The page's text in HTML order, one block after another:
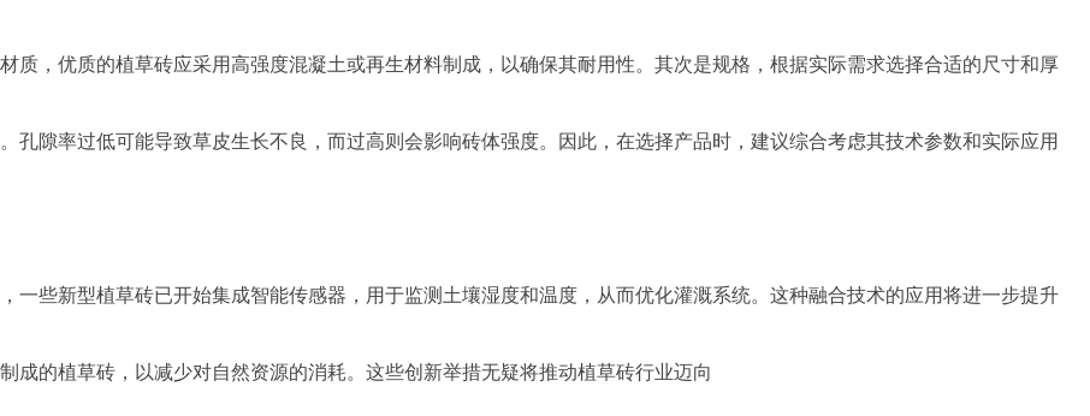
质，优质的植草砖应采用高强度混凝土或再生材料制成，以确保其耐用性。其次是规格，根据实际需求选择合适的尺寸和厚
孔隙率过低可能导致草皮生长不良，而过高则会影响砖体强度。因此，在选择产品时，建议综合考虑其技术参数和实际应用
一些新型植草砖已开始集成智能传感器，用于监测土壤湿度和温度，从而优化灌溉系统。这种融合技术的应用将进一步提升
成的植草砖，以减少对自然资源的消耗。这些创新举措无疑将推动植草砖行业迈向